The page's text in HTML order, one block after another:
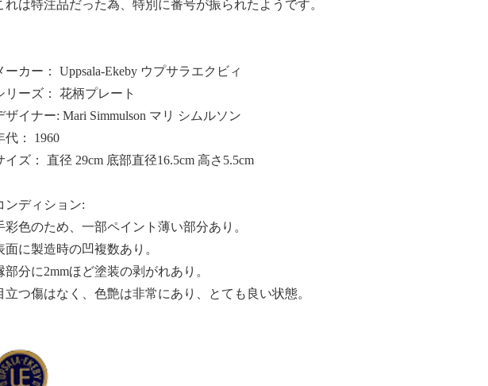
れは特注品だった為、特別に番号が振られたようです。
ーカー： Uppsala-Ekeby ウプサラエクビィ
リーズ： 花柄プレート
ザイナー: Mari Simmulson マリ シムルソン
代： 1960
イズ： 直径 29cm 底部直径16.5cm 高さ5.5cm
ンディション:
彩色のため、一部ペイント薄い部分あり。
面に製造時の凹複数あり。
部分に2mmほど塗装の剥がれあり。
立つ傷はなく、色艶は非常にあり、とても良い状態。